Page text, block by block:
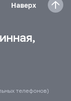
Наверх
телефонов)